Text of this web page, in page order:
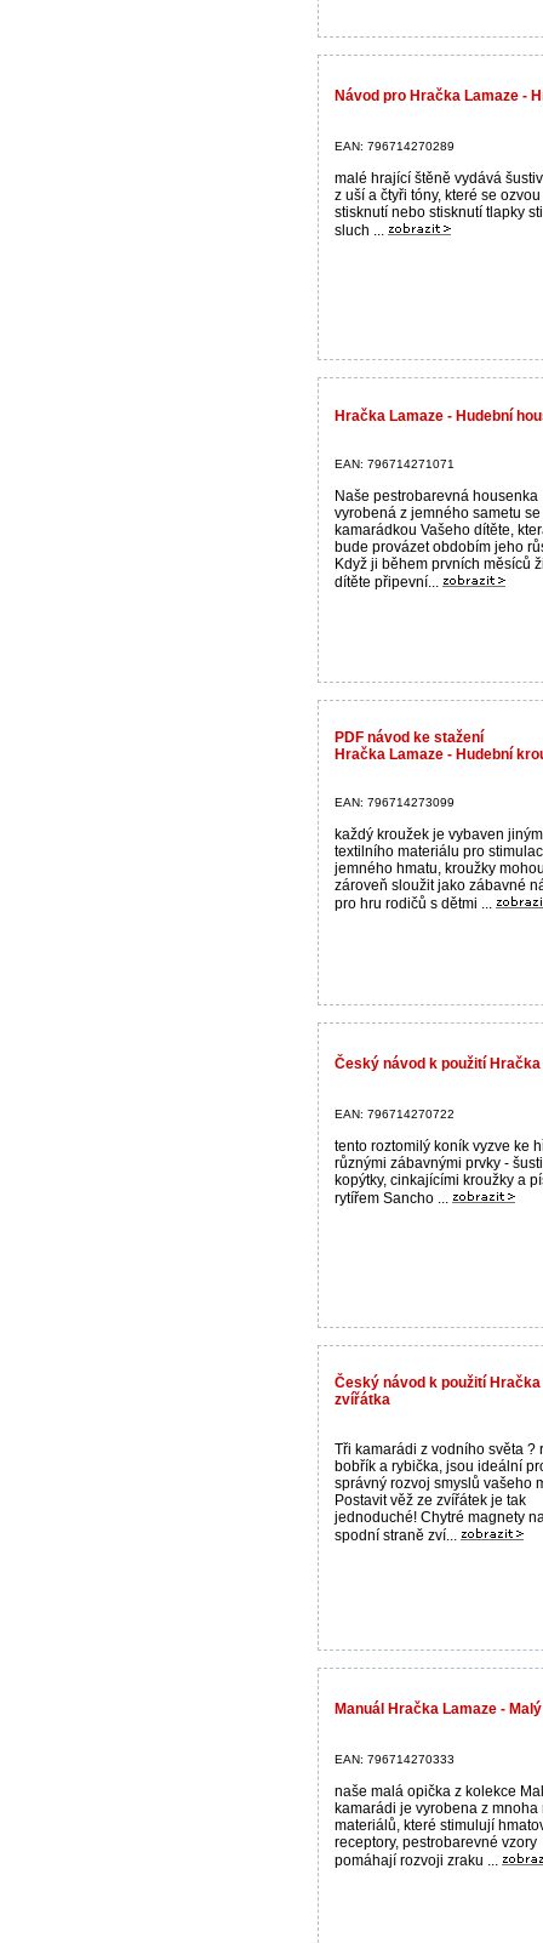
Návod pro Hračka Lamaze -
EAN: 796714270289
malé hrající štěně vydává
z uší a čtyři tóny, které se
stisknutí nebo stisknutí tlapky
sluch ...
Hračka Lamaze - Hudební
EAN: 796714271071
Naše pestrobarevná housenka
vyrobená z jemného sametu
kamarádkou Vašeho dítěte,
bude provázet obdobím jeho
Když ji během prvních měsíců
dítěte připevní...
PDF návod ke stažení
Hračka Lamaze - Hudební
EAN: 796714273099
každý kroužek je vybaven
textilního materiálu pro
jemného hmatu, kroužky
zároveň sloužit jako zábavné
pro hru rodičů s dětmi ...
Český návod k použití
EAN: 796714270722
tento roztomilý koník vyzve ke
různými zábavnými prvky -
kopýtky, cinkajícími kroužky a
rytířem Sancho ...
Český návod k použití
zvířátka
Tři kamarádi z vodního světa ?
bobřík a rybička, jsou ideální
správný rozvoj smyslů vašeho
Postavit věž ze zvířátek je tak
jednoduché! Chytré magnety
spodní straně zví...
Manuál Hračka Lamaze -
EAN: 796714270333
naše malá opička z kolekce
kamarádi je vyrobena z mnoha
materiálů, které stimulují
receptory, pestrobarevné vzory
pomáhají rozvoji zraku ...